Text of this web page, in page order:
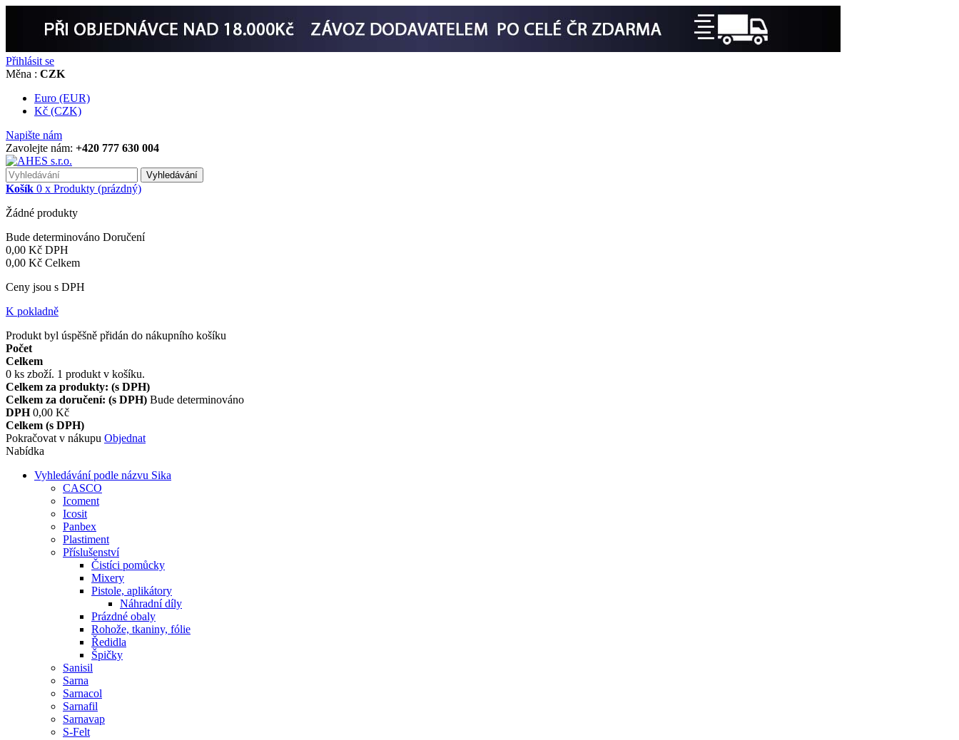
Přihlásit se
Měna : CZK
Euro (EUR)
Kč (CZK)
Napište nám
Zavolejte nám: +420 777 630 004
Vyhledávání
Košík 0 x Produkty (prázdný)
Žádné produkty
Bude determinováno Doručení
0,00 Kč DPH
0,00 Kč Celkem
Ceny jsou s DPH
K pokladně
Produkt byl úspěšně přidán do nákupního košíku
Počet
Celkem
0 ks zboží. 1 produkt v košíku.
Celkem za produkty: (s DPH)
Celkem za doručení: (s DPH) Bude determinováno
DPH 0,00 Kč
Celkem (s DPH)
Pokračovat v nákupu Objednat
Nabídka
Vyhledávání podle názvu Sika
CASCO
Icoment
Icosit
Panbex
Plastiment
Příslušenství
Čistíci pomůcky
Mixery
Pistole, aplikátory
Náhradní díly
Prázdné obaly
Rohože, tkaniny, fólie
Ředidla
Špičky
Sanisil
Sarna
Sarnacol
Sarnafil
Sarnavap
S-Felt